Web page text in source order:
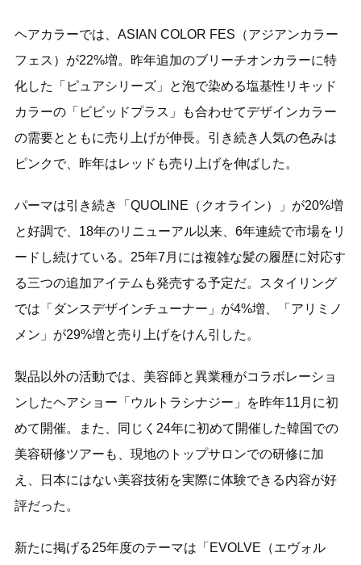
ヘアカラーでは、ASIAN COLOR FES（アジアンカラー
フェス）が22%増。昨年追加のブリーチオンカラーに特
化した「ピュアシリーズ」と泡で染める塩基性リキッド
カラーの「ビビッドプラス」も合わせてデザインカラー
の需要とともに売り上げが伸長。引き続き人気の色みは
ピンクで、昨年はレッドも売り上げを伸ばした。
パーマは引き続き「QUOLINE（クオライン）」が20%増
と好調で、18年のリニューアル以来、6年連続で市場をリ
ードし続けている。25年7月には複雑な髪の履歴に対応す
る三つの追加アイテムも発売する予定だ。スタイリング
では「ダンスデザインチューナー」が4%増、「アリミノ
メン」が29%増と売り上げをけん引した。
製品以外の活動では、美容師と異業種がコラボレーショ
ンしたヘアショー「ウルトラシナジー」を昨年11月に初
めて開催。また、同じく24年に初めて開催した韓国での
美容研修ツアーも、現地のトップサロンでの研修に加
え、日本にはない美容技術を実際に体験できる内容が好
評だった。
新たに掲げる25年度のテーマは「EVOLVE（エヴォル